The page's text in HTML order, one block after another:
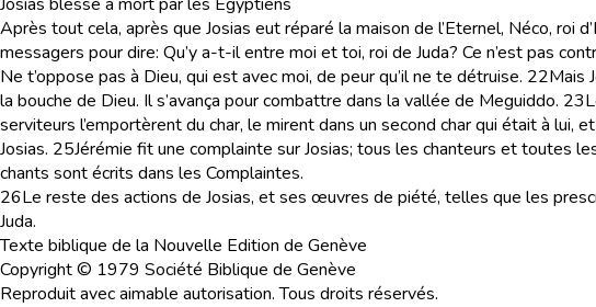
Après tout cela, après que Josias eut réparé la maison de l’Eternel, Néco, roi
messagers pour dire: Qu’y a-t-il entre moi et toi, roi de Juda? Ce n’est pas
Ne t’oppose pas à Dieu, qui est avec moi, de peur qu’il ne te détruise. 22Mais
la bouche de Dieu. Il s’avança pour combattre dans la vallée de Meguiddo. 23
serviteurs l’emportèrent du char, le mirent dans un second char qui était à
Josias. 25Jérémie fit une complainte sur Josias; tous les chanteurs et toutes
chants sont écrits dans les Complaintes.
26Le reste des actions de Josias, et ses œuvres de piété, telles que les
Juda.
Texte biblique de la Nouvelle Edition de Genève
Copyright © 1979 Société Biblique de Genève
Reproduit avec aimable autorisation. Tous droits réservés.